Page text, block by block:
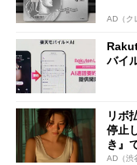
AD（ク
バイ
リボ
停止
き』
AD（渋